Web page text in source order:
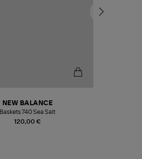
120,00 €
NEW BALANCE
Baskets 740 Sea Salt